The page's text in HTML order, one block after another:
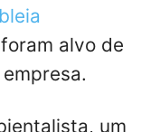
foram alvo de
um